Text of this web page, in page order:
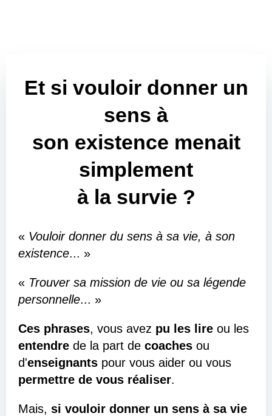
Et si vouloir donner un
sens à
son existence menait
simplement
à la survie ?
« Vouloir donner du sens à sa vie, à son
existence... »
« Trouver sa mission de vie ou sa légende
personnelle... »
Ces phrases, vous avez pu les lire ou les
entendre de la part de coaches ou
d'enseignants pour vous aider ou vous
permettre de vous réaliser.
Mais, si vouloir donner un sens à sa vie